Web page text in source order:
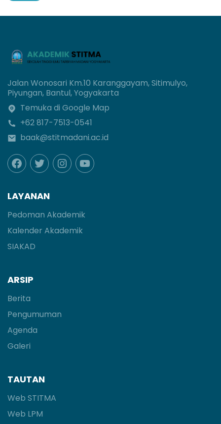
Jalan Wonosari Km.10 Karanggayam, Sitimulyo,
Piyungan, Bantul, Yogyakarta
Temuka di Google Map
+62 817-7513-0541
baak@stitmadani.ac.id
LAYANAN
Pedoman Akademik
Kalender Akademik
SIAKAD
ARSIP
Berita
Pengumuman
Agenda
Galeri
TAUTAN
Web STITMA
Web LPM